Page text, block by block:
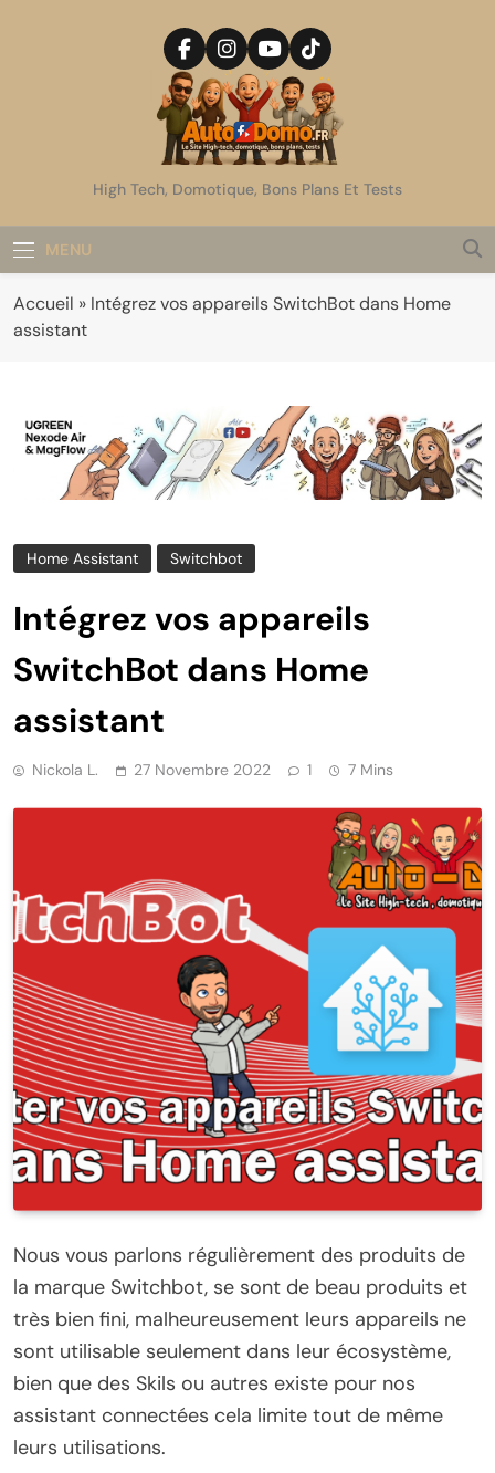
AutoDomo
High Tech, Domotique, Bons Plans Et Tests
MENU
Accueil » Intégrez vos appareils SwitchBot dans Home
assistant
Home Assistant Switchbot
Intégrez vos appareils
SwitchBot dans Home
assistant
Nickola L. 27 Novembre 2022 1 7 Mins
Nous vous parlons régulièrement des produits de
la marque Switchbot, se sont de beau produits et
très bien fini, malheureusement leurs appareils ne
sont utilisable seulement dans leur écosystème,
bien que des Skils ou autres existe pour nos
assistant connectées cela limite tout de même
leurs utilisations.